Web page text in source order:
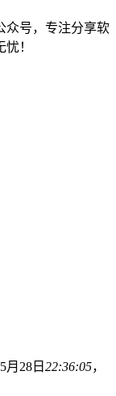
众号，专注分享软
！
月28日 22:36:05，